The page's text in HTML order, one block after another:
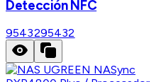
Detección NFC
9543295432